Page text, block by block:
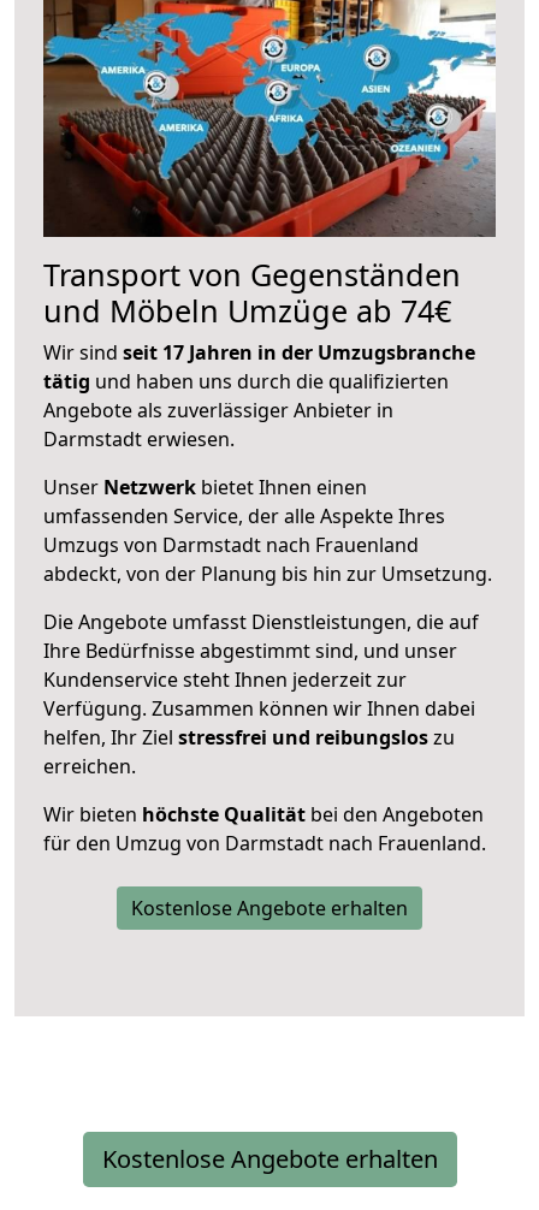
Transport von Gegenständen
und Möbeln Umzüge ab 74€
Wir sind seit 17 Jahren in der Umzugsbranche
tätig und haben uns durch die qualifizierten
Angebote als zuverlässiger Anbieter in
Darmstadt erwiesen.
Unser Netzwerk bietet Ihnen einen
umfassenden Service, der alle Aspekte Ihres
Umzugs von Darmstadt nach Frauenland
abdeckt, von der Planung bis hin zur Umsetzung.
Die Angebote umfasst Dienstleistungen, die auf
Ihre Bedürfnisse abgestimmt sind, und unser
Kundenservice steht Ihnen jederzeit zur
Verfügung. Zusammen können wir Ihnen dabei
helfen, Ihr Ziel stressfrei und reibungsloszu
erreichen.
Wir bieten höchste Qualität bei den Angeboten
für den Umzug von Darmstadt nach Frauenland.
Kostenlose Angebote erhalten
Kostenlose Angebote erhalten